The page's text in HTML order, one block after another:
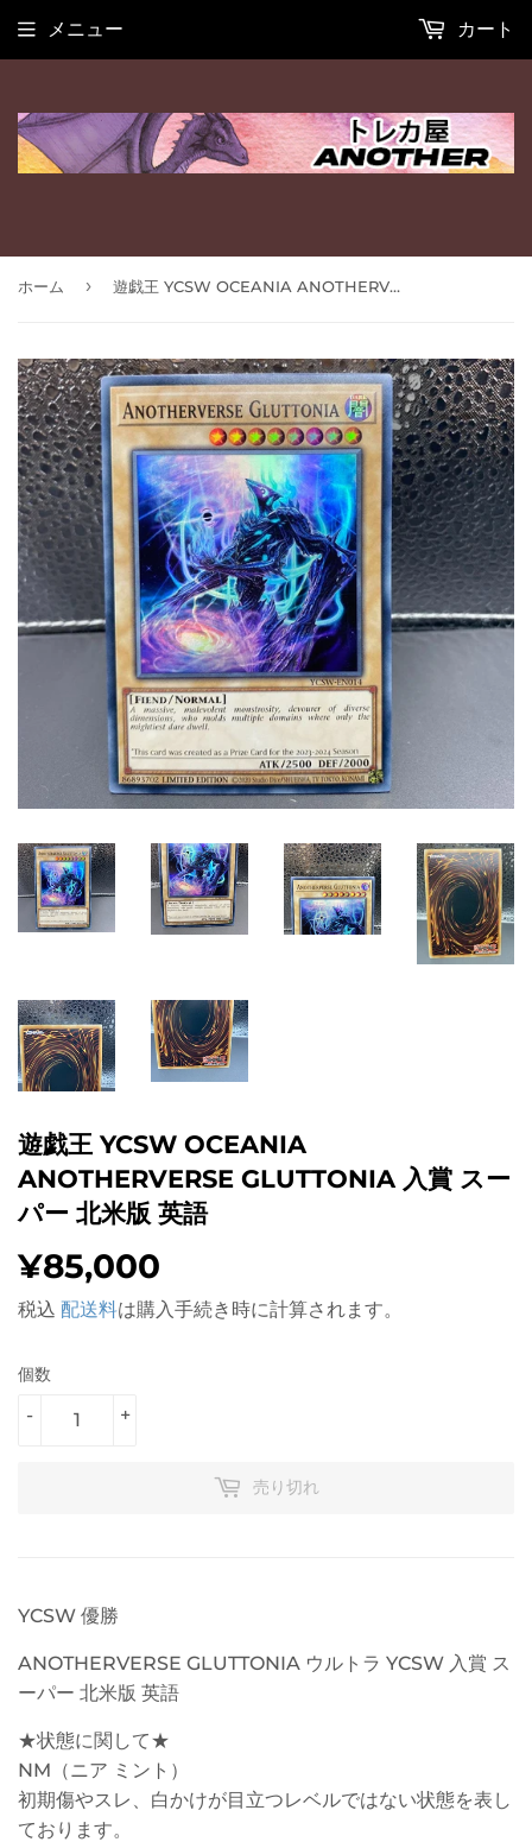
メニュー カート
ホーム › 遊戯王 YCSW OCEANIA ANOTHERVERSE GLUTTONIA 入賞 スーパー 北米版 英語
遊戯王 YCSW OCEANIA
ANOTHERVERSE GLUTTONIA 入賞 スー
パー 北米版 英語
¥85,000
税込 配送料は購入手続き時に計算されます。
個数
+
-
売り切れ
YCSW 優勝
ANOTHERVERSE GLUTTONIA ウルトラ YCSW 入賞 ス
ーパー 北米版 英語
★状態に関して★
NM（ニア ミント）
初期傷やスレ、白かけが目立つレベルではない状態を表し
ております。